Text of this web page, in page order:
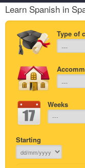
Learn Spanish in
Type of
Weeks
Starting